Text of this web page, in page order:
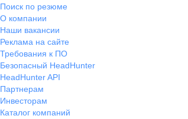
Поиск по резюме
О компании
Наши вакансии
Реклама на сайте
Требования к ПО
Безопасный HeadHunter
HeadHunter API
Партнерам
Инвесторам
Каталог компаний